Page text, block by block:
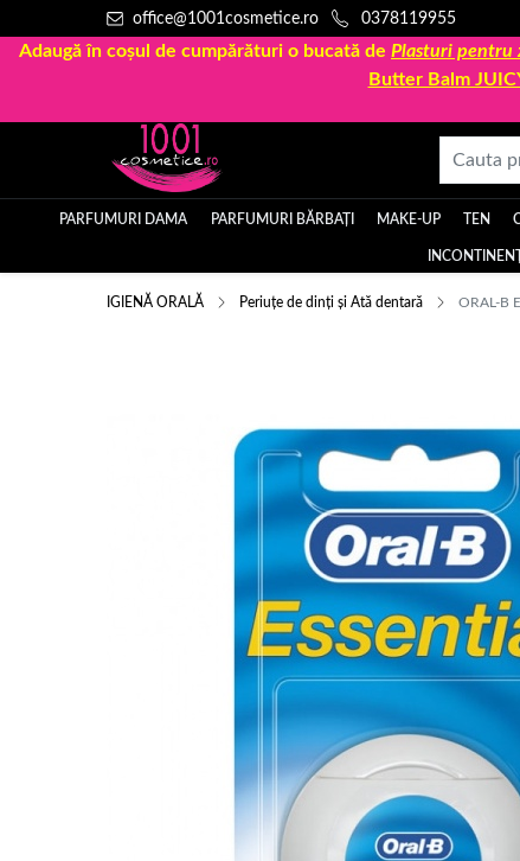
office@1001cosmetice.ro 0378119955
Adaugă în coșul de cumpărături o bucată de Plasturi pentru
Butter Balm
PARFUMURI DAMA PARFUMURI BĂRBAȚI MAKE-UP TEN
IGIENĂ ORALĂ Periuțe de dinți și Ată dentară ORAL-B